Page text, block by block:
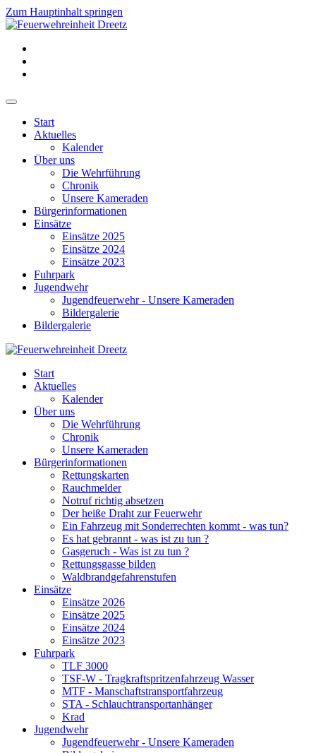
Zum Hauptinhalt springen
Start
Aktuelles
Kalender
Über uns
Die Wehrführung
Chronik
Unsere Kameraden
Bürgerinformationen
Einsätze
Einsätze 2025
Einsätze 2024
Einsätze 2023
Fuhrpark
Jugendwehr
Jugendfeuerwehr - Unsere Kameraden
Bildergalerie
Bildergalerie
Start
Aktuelles
Kalender
Über uns
Die Wehrführung
Chronik
Unsere Kameraden
Bürgerinformationen
Rettungskarten
Rauchmelder
Notruf richtig absetzen
Der heiße Draht zur Feuerwehr
Ein Fahrzeug mit Sonderrechten kommt - was tun?
Es hat gebrannt - was ist zu tun ?
Gasgeruch - Was ist zu tun ?
Rettungsgasse bilden
Waldbrandgefahrenstufen
Einsätze
Einsätze 2026
Einsätze 2025
Einsätze 2024
Einsätze 2023
Fuhrpark
TLF 3000
TSF-W - Tragkraftspritzenfahrzeug Wasser
MTF - Manschaftstransportfahrzeug
STA - Schlauchtransportanhänger
Krad
Jugendwehr
Jugendfeuerwehr - Unsere Kameraden